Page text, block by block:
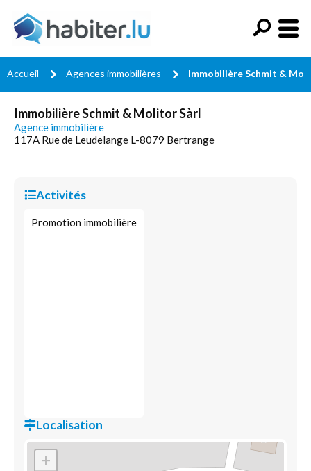
Accueil Agences immobilières Immobilière Schmit &
Immobilière Schmit & Molitor Sàrl
Agence immobilière
117A Rue de Leudelange L-8079 Bertrange
Activités
Promotion immobilière
Localisation
+